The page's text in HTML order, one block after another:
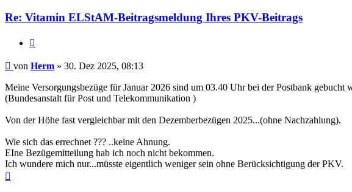
Re: Vitamin ELStAM-Beitragsmeldung Ihres PKV-Beitrags
Beitrag
von Herm » 30. Dez 2025, 08:13
Meine Versorgungsbezüge für Januar 2026 sind um 03.40 Uhr bei der Postbank gebucht
(Bundesanstalt für Post und Telekommunikation )
Von der Höhe fast vergleichbar mit den Dezemberbezügen 2025...(ohne Nachzahlung).
Wie sich das errechnet ??? ..keine Ahnung.
EIne Bezügemitteilung hab ich noch nicht bekommen.
Ich wundere mich nur...müsste eigentlich weniger sein ohne Berücksichtigung der PKV.